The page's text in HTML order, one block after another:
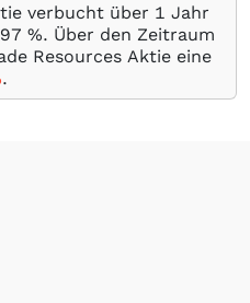
verbucht über 1 Jahr
%. Über den Zeitraum
Resources Aktie eine
.